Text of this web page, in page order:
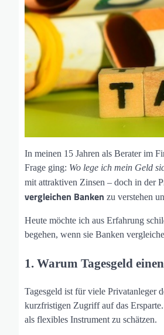
In meinen 15 Jahren als Berater im
Frage ging: Wo lege ich mein Geld
mit attraktiven Zinsen – doch in der
vergleichen Banken zu verstehen
Heute möchte ich aus Erfahrung
begehen, wenn sie Banken
1. Warum Tagesgeld
Tagesgeld ist für viele Privatanleger
kurzfristigen Zugriff auf das
als flexibles Instrument zu schätzen.